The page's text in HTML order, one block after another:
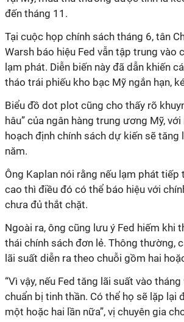
đến tháng 11.
Tại cuộc họp chính sách tháng 6, tân
Warsh báo hiệu Fed vẫn tập trung vào
lạm phát. Diễn biến này đã dẫn khiến
tháo trái phiếu kho bạc Mỹ ngắn hạn,
Biểu đồ dot plot cũng cho thấy rõ
hâu” của ngân hàng trung ương Mỹ,
hoạch định chính sách dự kiến sẽ tăng
năm.
Ông Kaplan nói rằng nếu lạm phát
cao thì điều đó có thể báo hiệu với
chưa đủ thắt chặt.
Ngoài ra, ông cũng lưu ý Fed hiếm khi
thái chính sách đơn lẻ. Thông thường,
lãi suất diễn ra theo chuỗi gồm hai
“Vì vậy, nếu Fed tăng lãi suất vào
chuẩn bị tinh thần. Có thể họ sẽ lặp lại
một hoặc hai lần nữa”, vị chuyên gia